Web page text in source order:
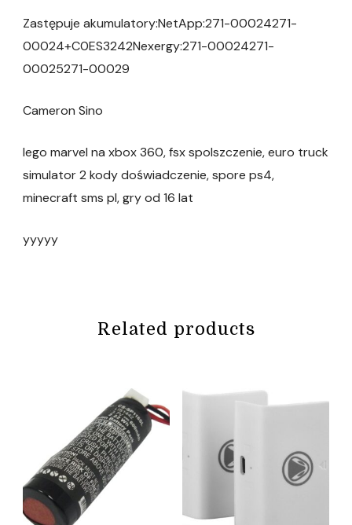
Zastępuje akumulatory:NetApp:271-00024271-
00024+C0ES3242Nexergy:271-00024271-
00025271-00029
Cameron Sino
lego marvel na xbox 360, fsx spolszczenie, euro truck
simulator 2 kody doświadczenie, spore ps4,
minecraft sms pl, gry od 16 lat
yyyyy
Related products